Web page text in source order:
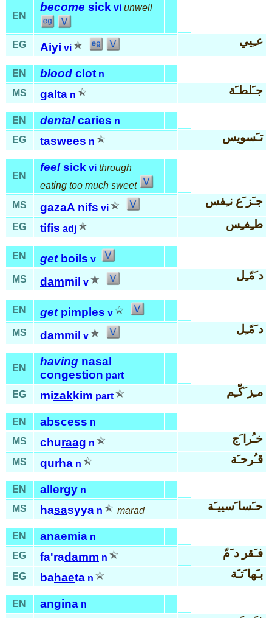
EN
become sick vi unwell
EG Aiyi vi
عـِيي
EN blood clot n
MS
gal ta n جـَلطـَة
EN dentalcaries n
EG
taswees n تـَسويس
EN
feelsick vi through
eating too much sweet
MS
gazaA nifs vi
جـَز َع نـِفس
EG tifis adj طـِفـِس
EN getboils v
MS
dammil v
د َمّـِل
EN getpimples v
MS
dammil v
د َمّـِل
EN
having nasal
congestion part
EG
mizakkim part مـِز َكّـِم
EN abscess n
MS
churaag n خـُرا َج
MS qurha n قـُرحـَة
EN allergy n
MS
hasasyya n marad حـَسا َسييـَة
EN anaemia n
EG
fa'radamm n فـَقر د َمّ
EG bahaeta n بـَها َتـَة
EN angina n